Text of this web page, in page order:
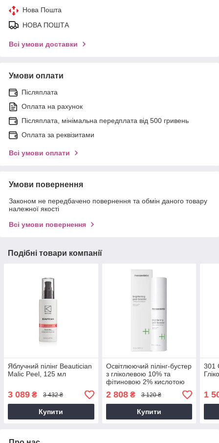
Нова Пошта
НОВА ПОШТА
Всі умови доставки
Умови оплати
Післяплата
Оплата на рахунок
Післяплата, мінімальна передплата від 500 гривень
Оплата за реквізитами
Всі умови оплати
Умови повернення
Законом не передбачено повернення та обмін даного товару
належної якості
Всі умови повернення
Подібні товари компанії
Яблучний пілінг Beautician
Malic Peel, 125 мл
3 089 ₴ 3 432 ₴
Купити
Освітлюючий пілінг-бустер
з гліколевою 10% та
фітиновою 2% кислотою
Brightening Peel Booster,
50 мл
2 808₴ 3 120 ₴
Купити
301
1